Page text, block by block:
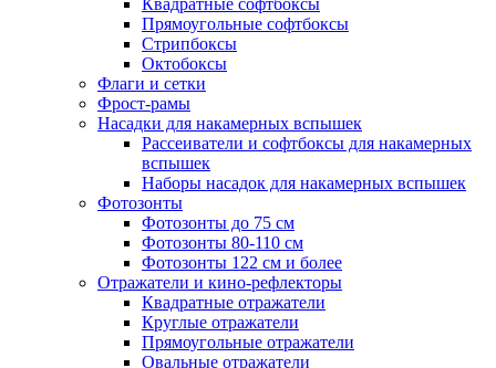
Квадратные софтбоксы
Прямоугольные софтбоксы
Стрипбоксы
Октобоксы
Флаги и сетки
Фрост-рамы
Насадки для накамерных вспышек
Рассеиватели и софтбоксы для накамерных
вспышек
Наборы насадок для накамерных вспышек
Фотозонты
Фотозонты до 75 см
Фотозонты 80-110 см
Фотозонты 122 см и более
Отражатели и кино-рефлекторы
Квадратные отражатели
Круглые отражатели
Прямоугольные отражатели
Овальные отражатели